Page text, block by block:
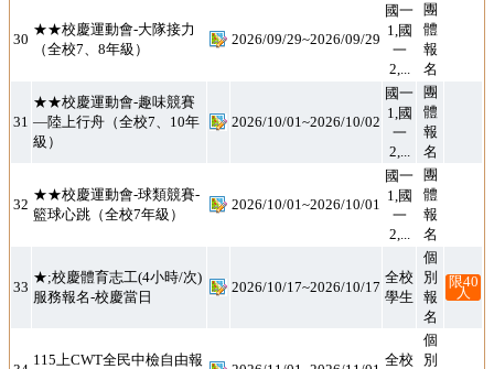
30
★★校慶運動會-大隊接力
（全校7、8年級）
2026/09/29~2026/09/29
國一
1,國
一
2,...
團
體
報
名
31
★★校慶運動會-趣味競賽
—陸上行舟（全校7、10年
級）
2026/10/01~2026/10/02
國一
1,國
一
2,...
團
體
報
名
32
★★校慶運動會-球類競賽-
籃球心跳（全校7年級）
2026/10/01~2026/10/01
國一
1,國
一
2,...
團
體
報
名
33
★;校慶體育志工(4小時/次)
服務報名-校慶當日
2026/10/17~2026/10/17
全校
學生
個
別
報
名
限40
人
115上CWT全民中檢自由報 全校
個
別
報